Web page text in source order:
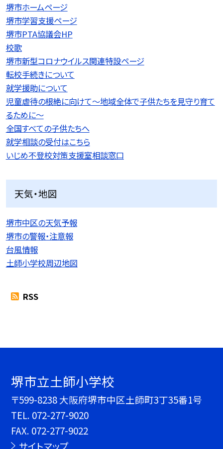
堺市ホームページ
堺市学習支援ページ
堺市PTA協議会HP
校歌
堺市新型コロナウイルス関連特設ページ
転校手続きについて
就学援助について
児童虐待の根絶に向けて〜地域全体で子供たちを見守り育て
るために〜
全国すべての子供たちへ
就学相談の受付はこちら
いじめ不登校対策支援室相談窓口
天気・地図
堺市中区の天気予報
堺市の警報・注意報
台風情報
土師小学校周辺地図
RSS
堺市立土師小学校
〒599-8238 大阪府堺市中区土師町3丁35番1号
TEL. 072-277-9020
FAX. 072-277-9022
サイトマップ